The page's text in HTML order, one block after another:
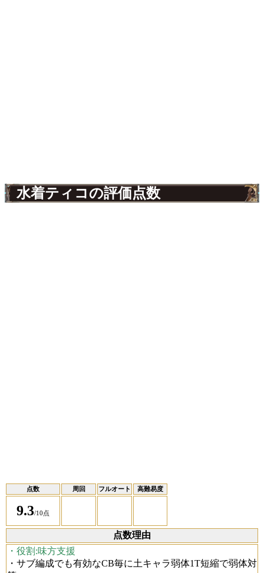
水着ティコの評価点数
点数 周回 フルオート 高難易度
9.3/10点
点数理由
・役割:味方支援
・サブ編成でも有効なCB毎に土キャラ弱体1T短縮で弱体対